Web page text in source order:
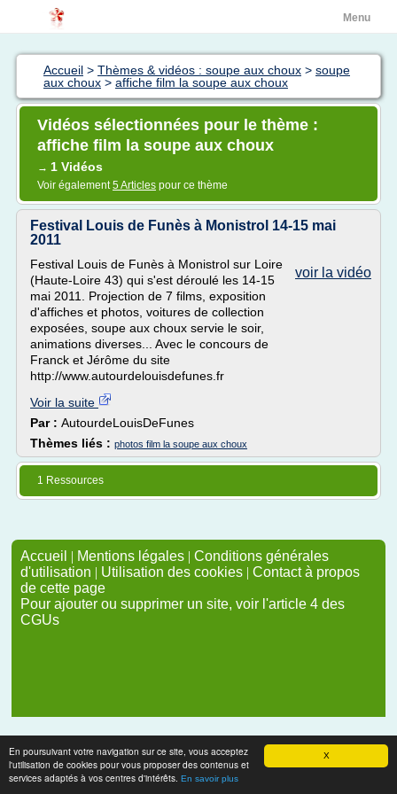
X
En poursuivant votre navigation sur ce site, vous acceptez
l'utilisation de cookies pour vous proposer des contenus et
services adaptés à vos centres d'intérêts. En savoir plus
Menu
Accueil > Thèmes & vidéos : soupe aux choux > soupe
aux choux > affiche film la soupe aux choux
Vidéos sélectionnées pour le thème :
affiche film la soupe aux choux
→ 1 Vidéos
Voir également5 Articles pour ce thème
Festival Louis de Funès à Monistrol 14-15 mai
2011
voir la vidéo
Festival Louis de Funès à Monistrol sur Loire
(Haute-Loire 43) qui s'est déroulé les 14-15
mai 2011. Projection de 7 films, exposition
d'affiches et photos, voitures de collection
exposées, soupe aux choux servie le soir,
animations diverses... Avec le concours de
Franck et Jérôme du site
http://www.autourdelouisdefunes.fr
Voir la suite
Par : AutourdeLouisDeFunes
Thèmes liés : photos film la soupe aux choux
1 Ressources
Accueil | Mentions légales | Conditions générales
d'utilisation | Utilisation des cookies | Contact à propos
de cette page
Pour ajouter ou supprimer un site, voir l'article 4 des
CGUs